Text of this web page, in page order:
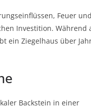
Feuer und
Investition. Während
ein Ziegelhaus über
Backstein in einer